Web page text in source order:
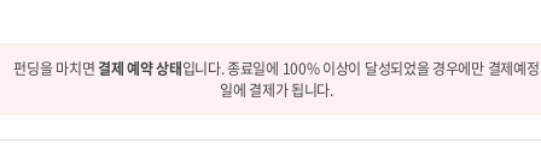
펀딩을 마치면결제 예약 상태입니다. 종료일에 100% 이상이 달성되었을 경우에만 결제예정
일에 결제가 됩니다.